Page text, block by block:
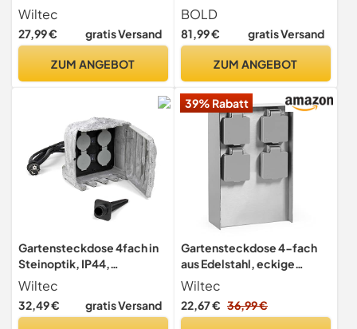
Außensteckdose mit 1,5m
Kabel und Erdspieß
Wiltec
27,99 € gratis Versand
ZUM ANGEBOT
Schuko - Steckdosensäule
Anthrazit IP44
BOLD
81,99 € gratis Versand
ZUM ANGEBOT
Gartensteckdose 4fach in
Steinoptik, IP44,
Außensteckdose mit Zwei
Schaltern und 1,5m Kabel
Wiltec
32,49 € gratis Versand
39% Rabatt
Gartensteckdose 4-fach
aus Edelstahl, eckige
Steckdosensäule mit IP44
für Außenbereiche
Wiltec
22,67 € 36,99 €